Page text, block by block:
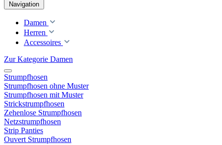
Navigation
Damen
Herren
Accessoires
Zur Kategorie Damen
Strumpfhosen
Strumpfhosen ohne Muster
Strumpfhosen mit Muster
Strickstrumpfhosen
Zehenlose Strumpfhosen
Netzstrumpfhosen
Strip Panties
Ouvert Strumpfhosen